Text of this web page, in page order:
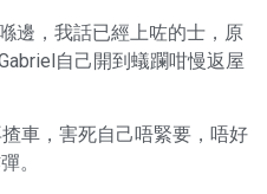
邊，我話已經上咗的士，原
自己開到蟻躝咁慢返屋
車，害死自己唔緊要，唔好
。